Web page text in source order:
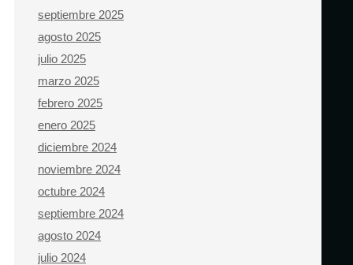
septiembre 2025
agosto 2025
julio 2025
marzo 2025
febrero 2025
enero 2025
diciembre 2024
noviembre 2024
octubre 2024
septiembre 2024
agosto 2024
julio 2024